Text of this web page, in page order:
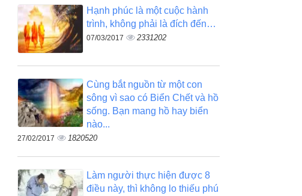
Hạnh phúc là một cuộc hành
trình, không phải là đích đến…
07/03/2017 2331202
Cùng bắt nguồn từ một con
sông vì sao có Biển Chết và hồ
sống. Bạn mang hồ hay biển
nào...
27/02/2017 1820520
Làm người thực hiện được 8
điều này, thì không lo thiếu phú